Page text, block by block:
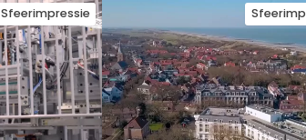
Sfeerimpressie